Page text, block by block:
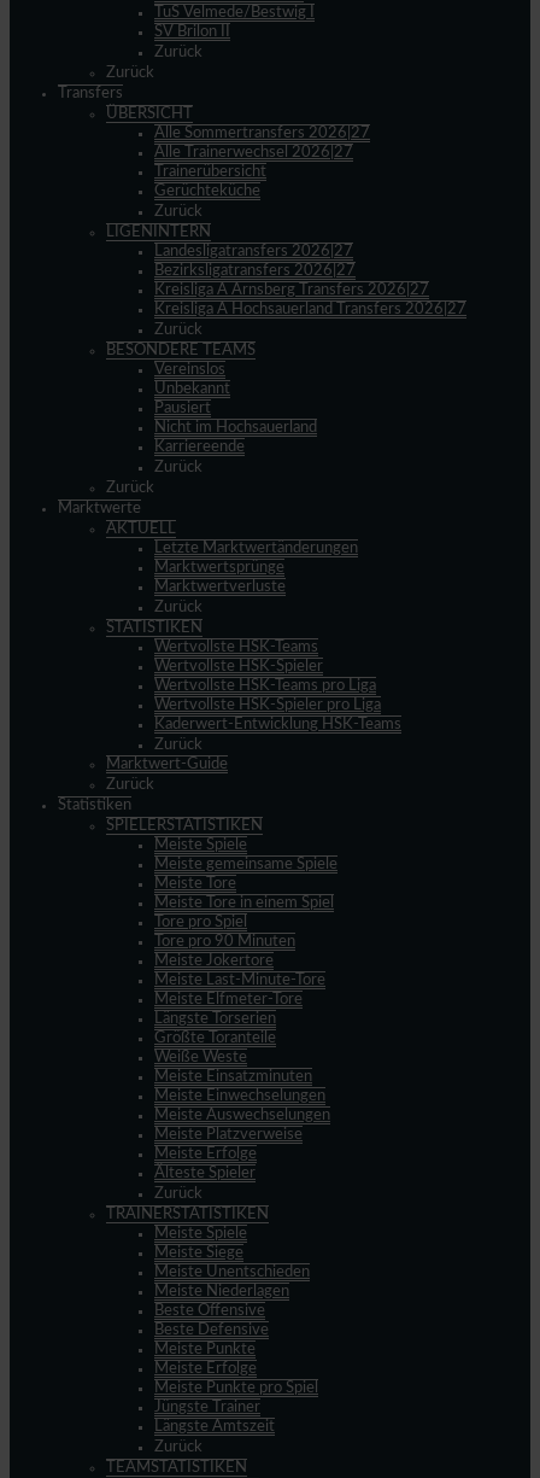
TuS Velmede/Bestwig I
SV Brilon II
Zurück
Zurück
Transfers
ÜBERSICHT
Alle Sommertransfers 2026|27
Alle Trainerwechsel 2026|27
Trainerübersicht
Gerüchteküche
Zurück
LIGENINTERN
Landesligatransfers 2026|27
Bezirksligatransfers 2026|27
Kreisliga A Arnsberg Transfers 2026|27
Kreisliga A Hochsauerland Transfers 2026|27
Zurück
BESONDERE TEAMS
Vereinslos
Unbekannt
Pausiert
Nicht im Hochsauerland
Karriereende
Zurück
Zurück
Marktwerte
AKTUELL
Letzte Marktwertänderungen
Marktwertsprünge
Marktwertverluste
Zurück
STATISTIKEN
Wertvollste HSK-Teams
Wertvollste HSK-Spieler
Wertvollste HSK-Teams pro Liga
Wertvollste HSK-Spieler pro Liga
Kaderwert-Entwicklung HSK-Teams
Zurück
Marktwert-Guide
Zurück
Statistiken
SPIELERSTATISTIKEN
Meiste Spiele
Meiste gemeinsame Spiele
Meiste Tore
Meiste Tore in einem Spiel
Tore pro Spiel
Tore pro 90 Minuten
Meiste Jokertore
Meiste Last-Minute-Tore
Meiste Elfmeter-Tore
Längste Torserien
Größte Toranteile
Weiße Weste
Meiste Einsatzminuten
Meiste Einwechselungen
Meiste Auswechselungen
Meiste Platzverweise
Meiste Erfolge
Älteste Spieler
Zurück
TRAINERSTATISTIKEN
Meiste Spiele
Meiste Siege
Meiste Unentschieden
Meiste Niederlagen
Beste Offensive
Beste Defensive
Meiste Punkte
Meiste Erfolge
Meiste Punkte pro Spiel
Jüngste Trainer
Längste Amtszeit
Zurück
TEAMSTATISTIKEN